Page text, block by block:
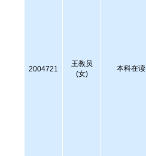
2004721
王教员
(女)
本科在读